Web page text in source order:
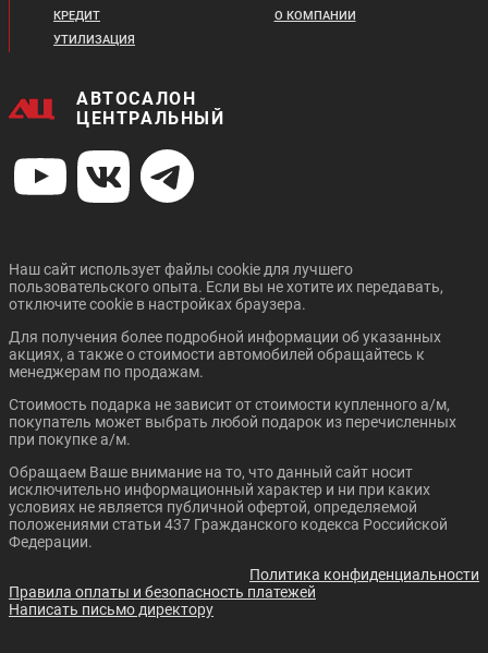
В кредит от:
35 460 ₽/мес.
CHANGAN UNI-K
Цена от:
3 019 900 ₽
41 203 ₽/мес.
Цена от:
31 529 ₽/мес.
CHANGAN UNI-T CHANGAN CS35 PLUS
NEW
КРЕДИТ
УТИЛИЗАЦИЯ
О КОМПАНИИ
АВТОСАЛОН
ЦЕНТРАЛЬНЫЙ
Наш сайт использует файлы cookie для лучшего
пользовательского опыта. Если вы не хотите их передавать,
отключите cookie в настройках браузера.
Для получения более подробной информации об указанных
акциях, а также о стоимости автомобилей обращайтесь к
менеджерам по продажам.
Стоимость подарка не зависит от стоимости купленного а/м,
покупатель может выбрать любой подарок из перечисленных
при покупке а/м.
Обращаем Ваше внимание на то, что данный сайт носит
исключительно информационный характер и ни при каких
условиях не является публичной офертой, определяемой
положениями статьи 437 Гражданского кодекса Российской
Федерации.
Политика конфиденциальности
Правила оплаты и безопасность платежей
Написать письмо директору